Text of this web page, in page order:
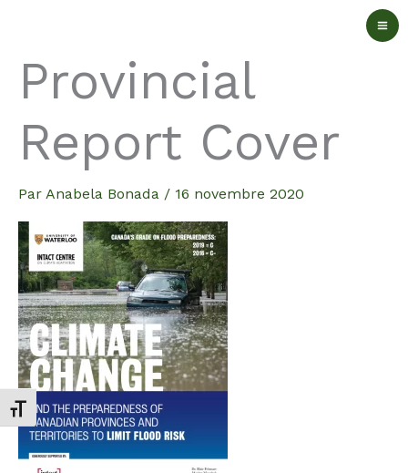
Changer la taille de la police
contenuProvincial
Report Cover
Par Anabela Bonada / 16 novembre 2020